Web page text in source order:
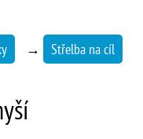
→ Střelba na cíl